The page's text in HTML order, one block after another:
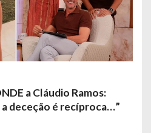
a Cláudio Ramos:
deceção é recíproca…”